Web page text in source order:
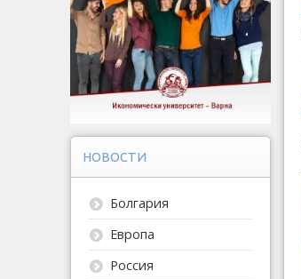
НОВОСТИ
Болгария
Европа
Россия